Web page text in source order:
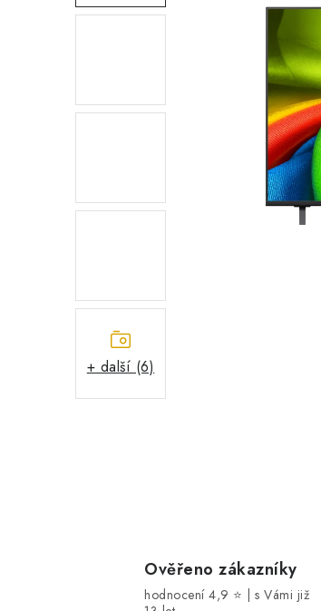
+ další (6)
Ověřeno zákazníky
hodnocení 4,9 ⭐ | s Vámi již